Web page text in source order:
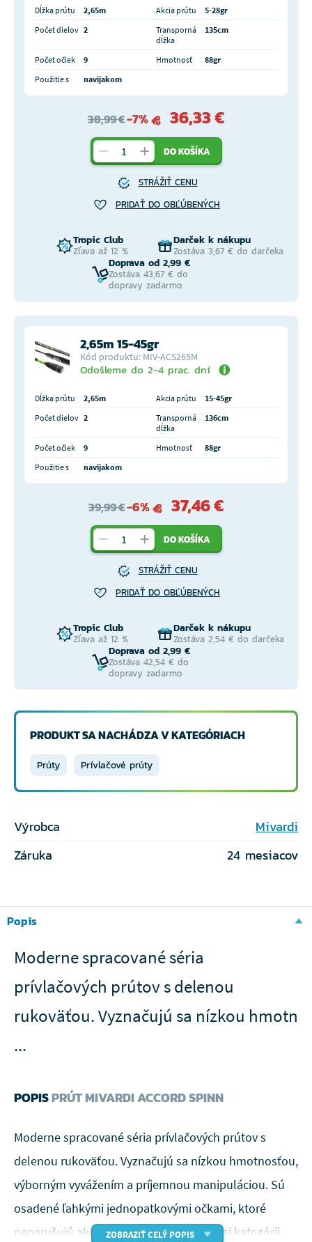
Dĺžka prútu 2,65m Akcia prútu
5-28gr
Počet dielov 2
Transporná
dĺžka
135cm
Počet očiek 9 Hmotnosť
88gr
Použitie s
navijakom
38,99 €-7% 36,33 €
DO KOŠÍKA
STRÁŽIŤ CENU
PRIDAŤ DO OBĽÚBENÝCH
Tropic Club
Zľava až 12 %
Darček k nákupu
Zostáva 3,67 € do darčeka
Doprava od 2,99 €
Zostáva 43,67 € do
dopravy zadarmo
2,65m 15-45gr
Kód produktu: MIV-ACS265M
Odošleme do 2-4 prac. dní
Dĺžka prútu 2,65m Akcia prútu
15-45gr
Počet dielov 2
Transporná
dĺžka
136cm
Počet očiek 9 Hmotnosť
88gr
Použitie s
navijakom
39,99 €-6% 37,46 €
DO KOŠÍKA
STRÁŽIŤ CENU
PRIDAŤ DO OBĽÚBENÝCH
Tropic Club
Zľava až 12 %
Darček k nákupu
Zostáva 2,54 € do darčeka
Doprava od 2,99 €
Zostáva 42,54 € do
dopravy zadarmo
PRODUKT SA NACHÁDZA V KATEGÓRIACH
Prúty Prívlačové prúty
Výrobca
Mivardi
Záruka
24 mesiacov
Popis
Moderne spracované séria
prívlačových prútov s delenou
rukoväťou. Vyznačujú sa nízkou hmotn
...
POPISPRÚT MIVARDI ACCORD SPINN
Moderne spracované séria prívlačových prútov s
delenou rukoväťou. Vyznačujú sa nízkou hmotnosťou,
výborným vyvážením a príjemnou manipuláciou. Sú
osadené ľahkými jednopatkovými očkami, ktoré
nenarušujú akciu prútu. Vo svojej cenovej kategórii
ZOBRAZIŤ CELÝ POPIS